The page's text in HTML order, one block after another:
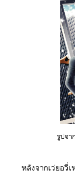
รูปจาก
หลังจากเว่ยอวี่เห